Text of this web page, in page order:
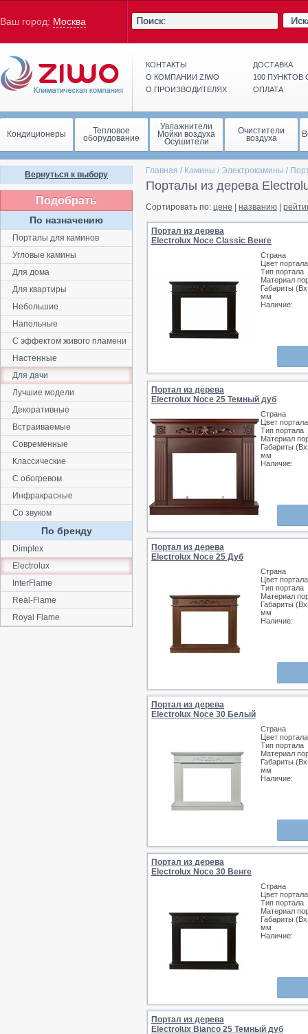
Ваш город: Москва
КОНТАКТЫ
О КОМПАНИИ ZIWO
О ПРОИЗВОДИТЕЛЯХ
ДОСТАВКА
100
ОПЛАТА
Кондиционеры Тепловое
оборудование
Увлажнители
Мойки воздуха
Осушители
Очистители
воздуха
Главная / Камины / Электрокамины /
Порталы из дерева
Сортировать по: цене названию
Портал из дерева
Electrolux Noce Classic Венге
Страна
Цвет портала
Тип портала
Материал
Габариты
мм
Наличие:
Портал из дерева
Electrolux Noce 25 Темный дуб
Страна
Цвет портала
Тип портала
Материал
Габариты
мм
Наличие:
Портал из дерева
Electrolux Noce 25 Дуб
Страна
Цвет портала
Тип портала
Материал
Габариты
мм
Наличие:
Портал из дерева
Electrolux Noce 30 Белый
Страна
Цвет портала
Тип портала
Материал
Габариты
мм
Наличие:
Портал из дерева
Electrolux Noce 30 Венге
Страна
Цвет портала
Тип портала
Материал
Габариты
мм
Наличие:
Портал из дерева
Electrolux Bianco 25 Темный дуб
Вернуться к выбору
Подобрать
По назначению
Порталы для каминов
Угловые камины
Для дома
Для квартиры
Небольшие
Напольные
С эффектом живого пламени
Настенные
Для дачи
Лучшие модели
Декоративные
Встраиваемые
Современные
Классические
С обогревом
Инфракрасные
Со звуком
По бренду
Dimplex
Electrolux
InterFlame
Real-Flame
Royal Flame